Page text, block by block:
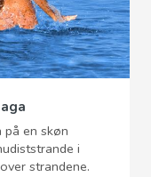
en skøn
i
strandene.